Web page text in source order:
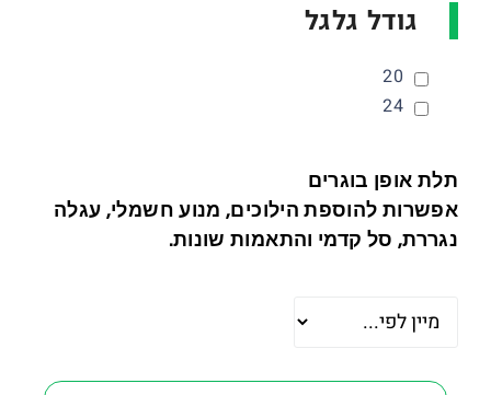
גודל גלגל
20
24
תלת אופן בוגרים
אפשרות להוספת הילוכים, מנוע חשמלי, עגלה
נגררת, סל קדמי והתאמות שונות.